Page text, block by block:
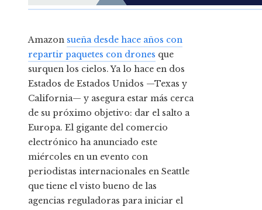
Amazon sueña desde hace años con
repartir paquetes con drones que
surquen los cielos. Ya lo hace en dos
Estados de Estados Unidos —Texas y
California— y asegura estar más cerca
de su próximo objetivo: dar el salto a
Europa. El gigante del comercio
electrónico ha anunciado este
miércoles en un evento con
periodistas internacionales en Seattle
que tiene el visto bueno de las
agencias reguladoras para iniciar el